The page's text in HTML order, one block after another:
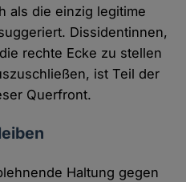
als die einzig legitime
Dissidentinnen,
rechte Ecke zu stellen
ist Teil der
Querfront.
Haltung gegen